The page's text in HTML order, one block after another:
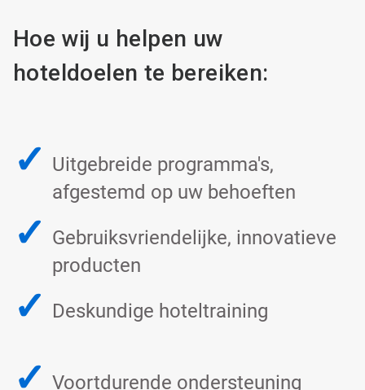
Hoe wij u helpen uw
hoteldoelen te bereiken:
✓ Uitgebreide programma's,
afgestemd op uw behoeften
✓ Gebruiksvriendelijke, innovatieve
producten
✓ Deskundige hoteltraining
✓ Voortdurende ondersteuning